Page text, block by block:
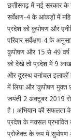
छत्तीसगढ़ में नई सरकार के
सर्वेक्षण-4 के आंकड़ों में
प्रदेश को कुपोषण और
परिवार सर्वेक्षण-4 के
कुपोषण और 15 से 49 वर्ष
को देखे तो प्रदेश में 9
और दूरस्थ वनांचल
में लिया और ‘कुपोषण मुक्त
जयंती 2 अक्टूबर 2019 से
है। अभियान की सफलता
प्रदेश के नक्सल प्रभावित
प्रोजेक्ट के रूप में सुपोषण